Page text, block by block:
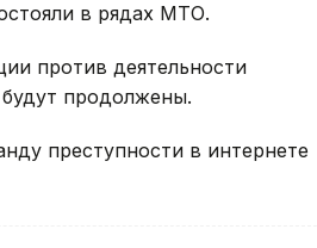
в рядах МТО.
против деятельности
продолжены.
преступности в интернете